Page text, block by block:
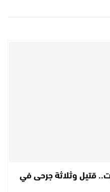
قتيل وثلاثة جرحى في